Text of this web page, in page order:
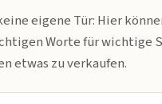
eigene Tür: Hier
Worte für wichtige
etwas zu verkaufen.